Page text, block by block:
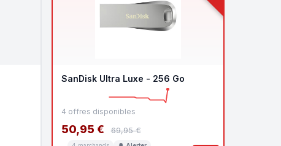
SanDisk Ultra Luxe - 256 Go
4 offres disponibles
50,95 € 69,95 €